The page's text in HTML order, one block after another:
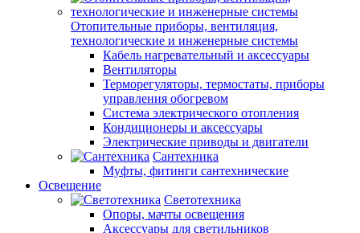
Отопительные приборы, вентиляция,
технологические и инженерные системы
Кабель нагревательный и аксессуары
Вентиляторы
Терморегуляторы, термостаты, приборы
управления обогревом
Система электрического отопления
Кондиционеры и аксессуары
Электрические приводы и двигатели
Сантехника
Муфты, фитинги сантехнические
Освещение
Светотехника
Опоры, мачты освещения
Аксессуары для светильников